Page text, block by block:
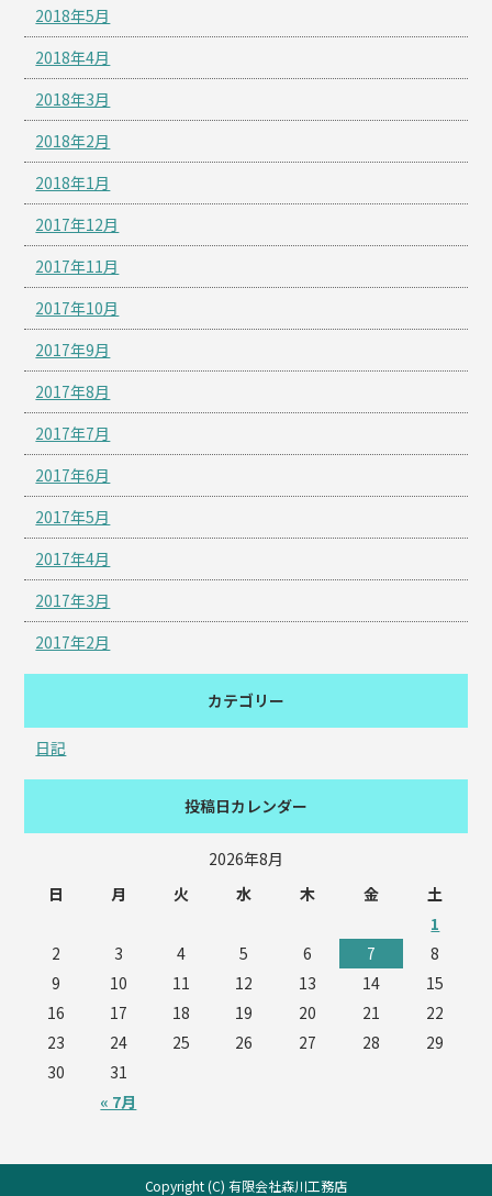
2018年5月
2018年4月
2018年3月
2018年2月
2018年1月
2017年12月
2017年11月
2017年10月
2017年9月
2017年8月
2017年7月
2017年6月
2017年5月
2017年4月
2017年3月
2017年2月
カテゴリー
日記
投稿日カレンダー
2026年8月
日
月 火 水 木 金 土
« 7月
1
2
3 4 5 6 7
8
9
10 11 12 13 14
15
16
17 18 19 20 21
22
23
24 25 26 27 28
29
30
31
Copyright (C) 有限会社森川工務店